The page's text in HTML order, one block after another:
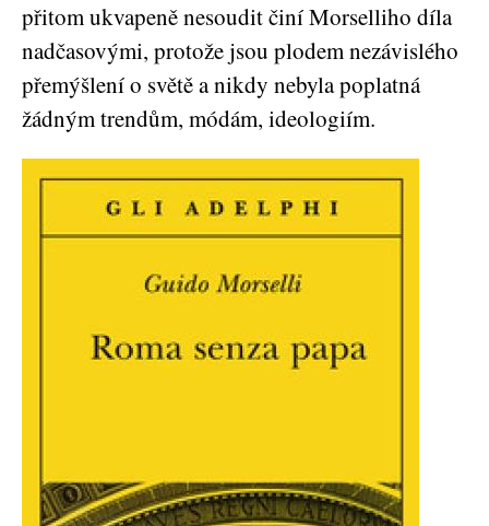
přitom ukvapeně nesoudit činí Morselliho díla
nadčasovými, protože jsou plodem nezávislého
přemýšlení o světě a nikdy nebyla poplatná
žádným trendům, módám, ideologiím.